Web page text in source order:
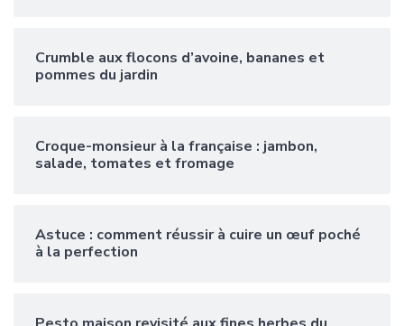
Crumble aux flocons d’avoine, bananes et
pommes du jardin
Croque-monsieur à la française : jambon,
salade, tomates et fromage
Astuce : comment réussir à cuire un œuf poché
à la perfection